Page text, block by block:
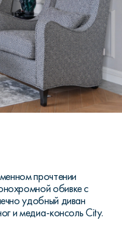
прочтении
обивке с
удобный диван
и медиа-консоль City.